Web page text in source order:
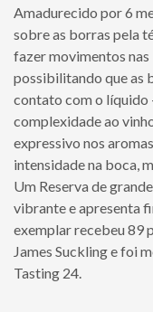
Amadurecido por 6
sobre as borras pela
fazer movimentos
possibilitando que as
contato com o líquido
complexidade ao
expressivo nos
intensidade na boca,
Um Reserva de
vibrante e apresenta
exemplar recebeu 89
James Suckling e foi
Tasting 24.